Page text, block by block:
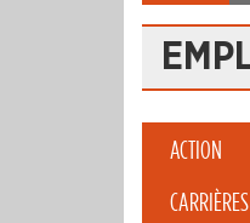
ACTION
CARRIÈRES